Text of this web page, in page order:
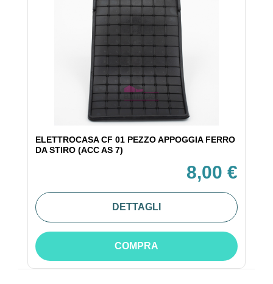
ELETTROCASA CF 01 PEZZO APPOGGIA FERRO
DA STIRO (ACC AS 7)
8,00 €
DETTAGLI
COMPRA